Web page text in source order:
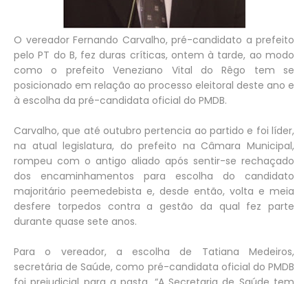
O vereador Fernando Carvalho, pré-candidato a prefeito
pelo PT do B, fez duras críticas, ontem à tarde, ao modo
como o prefeito Veneziano Vital do Rêgo tem se
posicionado em relação ao processo eleitoral deste ano e
à escolha da pré-candidata oficial do PMDB.
Carvalho, que até outubro pertencia ao partido e foi líder,
na atual legislatura, do prefeito na Câmara Municipal,
rompeu com o antigo aliado após sentir-se rechaçado
dos encaminhamentos para escolha do candidato
majoritário peemedebista e, desde então, volta e meia
desfere torpedos contra a gestão da qual fez parte
durante quase sete anos.
Para o vereador, a escolha de Tatiana Medeiros,
secretária de Saúde, como pré-candidata oficial do PMDB